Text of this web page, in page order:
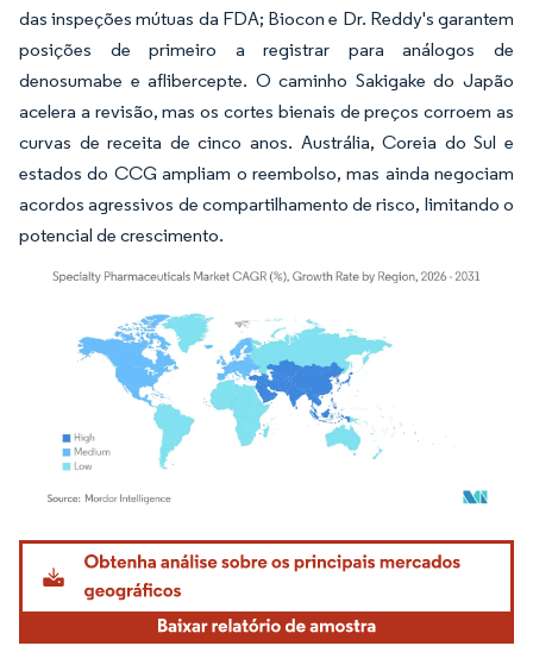
das inspeções mútuas da FDA; Biocon e Dr. Reddy's garantem
posições de primeiro a registrar para análogos de
denosumabe e aflibercepte. O caminho Sakigake do Japão
acelera a revisão, mas os cortes bienais de preços corroem as
curvas de receita de cinco anos. Austrália, Coreia do Sul e
estados do CCG ampliam o reembolso, mas ainda negociam
acordos agressivos de compartilhamento de risco, limitando o
potencial de crescimento.
Imagem © Mordor Intelligence. O reuso requer atribuição conforme CC BY 4.0.